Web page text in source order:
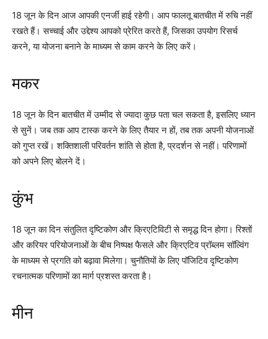
18 जून के दिन आज आपकी एनर्जी हाई रहेगी। आप फालतू बातचीत में रुचि नहीं
रखते हैं। सच्चाई और उद्देश्य आपको प्रेरित करते हैं, जिसका उपयोग रिसर्च
करने, या योजना बनाने के माध्यम से काम करने के लिए करें।
मकर
18 जून के दिन बातचीत में उम्मीद से ज्यादा कुछ पता चल सकता है, इसलिए ध्यान
से सुनें। जब तक आप टास्क करने के लिए तैयार न हों, तब तक अपनी योजनाओं
को गुप्त रखें। शक्तिशाली परिवर्तन शांति से होता है, प्रदर्शन से नहीं। परिणामों
को अपने लिए बोलने दें।
कुंभ
18 जून का दिन संतुलित दृष्टिकोण और क्रिएटिविटी से समृद्ध दिन होगा। रिश्तों
और करियर परियोजनाओं के बीच निष्पक्ष फैसले और क्रिएटिव प्रॉब्लम सॉल्विंग
के माध्यम से प्रगति को बढ़ावा मिलेगा। चुनौतियों के लिए पॉजिटिव दृष्टिकोण
रचनात्मक परिणामों का मार्ग प्रशस्त करता है।
मीन